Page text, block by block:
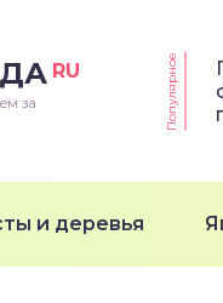
RU
за
Популярное
и деревья